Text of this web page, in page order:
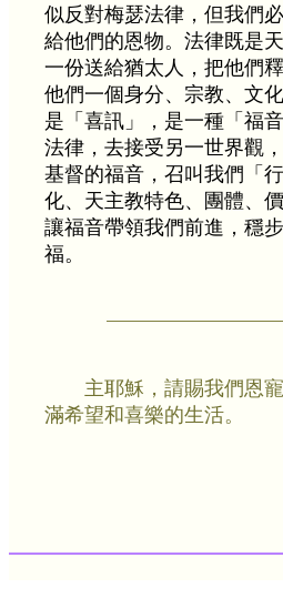
似反對梅瑟法律，但我們
給他們的恩物。法律既是
一份送給猶太人，把他們
他們一個身分、宗教、文
是「喜訊」，是一種「福
法律，去接受另一世界觀
基督的福音，召叫我們「
化、天主教特色、團體、
讓福音帶領我們前進，穩
福。
主耶穌，請賜我們恩
滿希望和喜樂的生活。